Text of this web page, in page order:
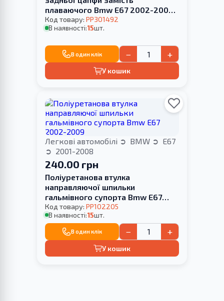
плаваючого Bmw E67 2002-2009
HARDNESS
Код товару: PP301492
В наявності:15шт.
В один клік − +
У кошик
Легкові автомобілі BMW
E67
2001-2008
240.00 грн
Поліуретанова втулка
направляючої шпильки
гальмівного супорта Bmw E67
2002-2009
Код товару: PP102205
В наявності:15шт.
В один клік − +
У кошик